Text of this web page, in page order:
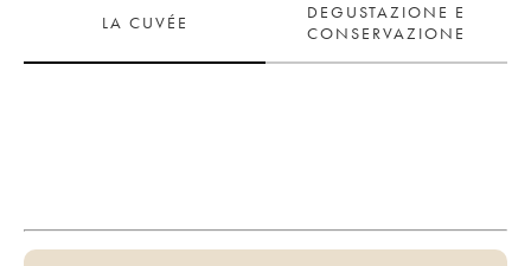
LA CUVÉE
DEGUSTAZIONE E
CONSERVAZIONE